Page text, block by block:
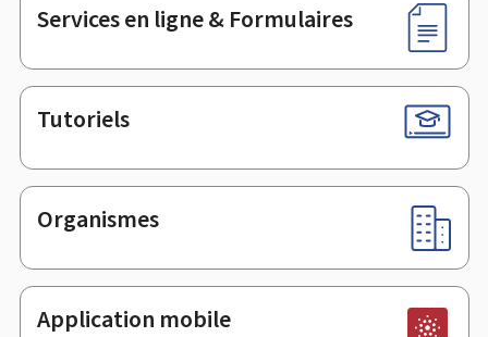
Services en ligne & Formulaires
Tutoriels
Organismes
Application mobile